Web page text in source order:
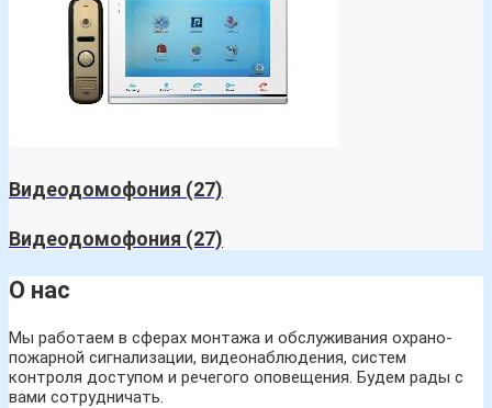
Видеодомофония (27)
Видеодомофония (27)
О нас
Мы работаем в сферах монтажа и обслуживания охрано-
пожарной сигнализации, видеонаблюдения, систем
контроля доступом и речегого оповещения. Будем рады с
вами сотрудничать.